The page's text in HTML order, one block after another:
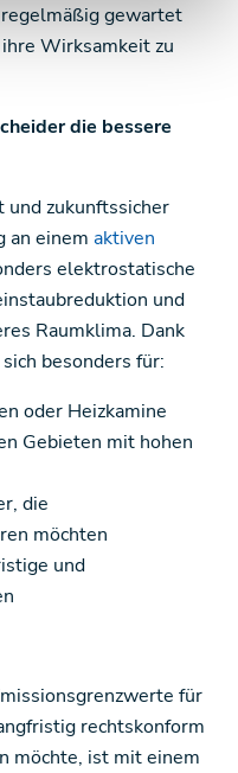
gewartet
Wirksamkeit zu
die bessere
und zukunftssicher
an einemaktiven
elektrostatische
und
Raumklima. Dank
besonders für:
oder Heizkamine
Gebieten mit hohen
die
möchten
und
für
rechtskonform
möchte, ist mit einem